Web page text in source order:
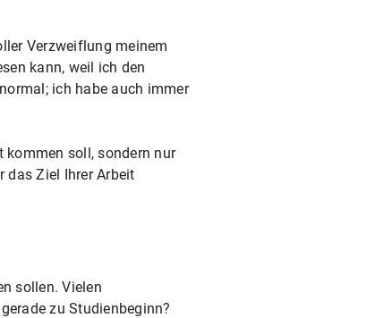
Verzweiflung meinem
kann, weil ich den
ich habe auch immer
kommen soll, sondern nur
das Ziel Ihrer Arbeit
sollen. Vielen
zu Studienbeginn?